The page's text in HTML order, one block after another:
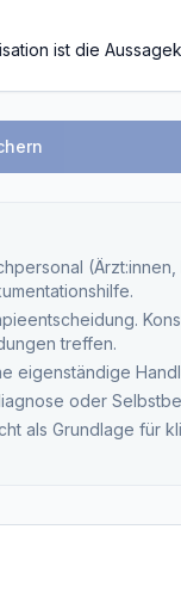
ist die
(Ärzt:innen,
treffen.
eigenständige
oder
als Grundlage für